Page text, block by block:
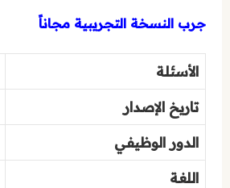
جرب النسخة التجريبية مجاناً
الأسئلة
تاريخ الإصدار
الدور الوظيفي
اللغة